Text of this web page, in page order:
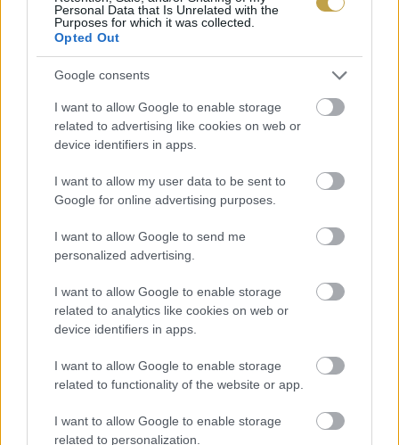
Personal Data that Is Unrelated with the
Purposes for which it was collected.
Opted Out
Google consents
I want to allow Google to enable storage
related to advertising like cookies on web or
device identifiers in apps.
I want to allow my user data to be sent to
Google for online advertising purposes.
I want to allow Google to send me
personalized advertising.
I want to allow Google to enable storage
related to analytics like cookies on web or
device identifiers in apps.
I want to allow Google to enable storage
related to functionality of the website or app.
I want to allow Google to enable storage
related to personalization.
készül)
3 tojás
2,5 dl tej
1 dl tejföl
2 ek liszt
100g reszelt sajt
só, bors
A tojást a tejföllel és a tejjel jól keverjük
ki. Adjuk hozzá a lisztet, majd a húst és